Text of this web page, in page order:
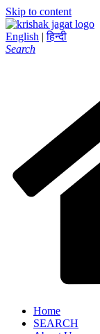
Skip to content
English | हिन्दी
Search
Home
SEARCH